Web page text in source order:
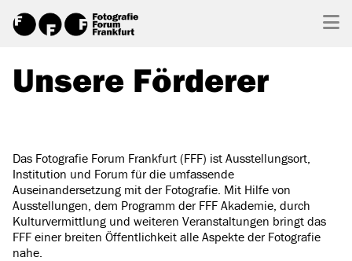
Unsere Förderer
Das Fotografie Forum Frankfurt (FFF) ist Ausstellungsort,
Institution und Forum für die umfassende
Auseinandersetzung mit der Fotografie. Mit Hilfe von
Ausstellungen, dem Programm der FFF Akademie, durch
Kulturvermittlung und weiteren Veranstaltungen bringt das
FFF einer breiten Öffentlichkeit alle Aspekte der Fotografie
nahe.